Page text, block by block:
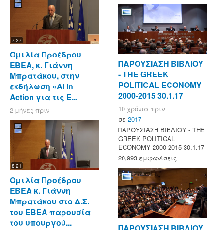
7:27
Ομιλία Προέδρου
ΕΒΕΑ, κ. Γιάννη
Μπρατάκου, στην
εκδήλωση «AI in
Action για τις Ε...
2 μήνες πριν
8:21
Ομιλία Προέδρου
ΕΒΕΑ κ. Γιάννη
Μπρατάκου στο Δ.Σ.
του ΕΒΕΑ παρουσία
του υπουργού...
ΠΑΡΟΥΣΙΑΣΗ ΒΙΒΛΙΟΥ
- ΤΗΕ GREEK
POLITICAL ECONOMY
2000-2015 30.1.17
10 χρόνια πριν
σε 2017
ΠΑΡΟΥΣΙΑΣΗ ΒΙΒΛΙΟΥ - ΤΗΕ
GREEK POLITICAL
ECONOMY 2000-2015 30.1.17
20,993 εμφανίσεις
ΠΑΡΟΥΣΙΑΣΗ ΒΙΒΛΙΟΥ